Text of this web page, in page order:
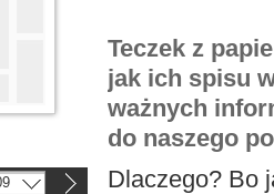
Teczek z
jak ich spisu
ważnych
do naszego
Dlaczego? Bo